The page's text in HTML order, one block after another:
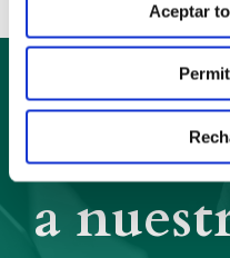
Aceptar
a